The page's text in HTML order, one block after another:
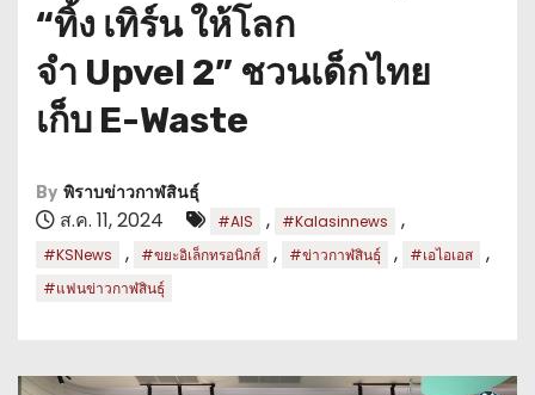
“ทิ้ง เทิร์น ให้โลก
จำ Upvel 2” ชวนเด็กไทย
เก็บ E-Waste
By พิราบข่าวกาฬสินธุ์
ส.ค. 11, 2024 #AIS , #Kalasinnews ,
#KSNews , #ขยะอิเล็กทรอนิกส์ , #ข่าวกาฬสินธุ์ , #เอไอเอส ,
#แฟนข่าวกาฬสินธุ์